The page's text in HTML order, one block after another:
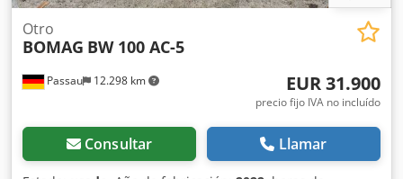
Passau 12.298 km
Otro
BOMAG BW 100 AC-5
EUR 31.900
precio fijo IVA no incluído
Consultar Llamar